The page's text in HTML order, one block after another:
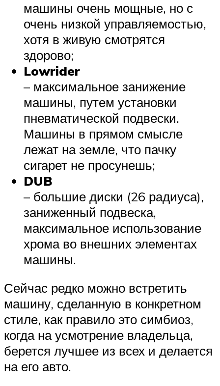
машины очень мощные, но с
очень низкой управляемостью,
хотя в живую смотрятся
здорово;
Lowrider
– максимальное занижение
машины, путем установки
пневматической подвески.
Машины в прямом смысле
лежат на земле, что пачку
сигарет не просунешь;
DUB
– большие диски (26 радиуса),
заниженный подвеска,
максимальное использование
хрома во внешних элементах
машины.
Сейчас редко можно встретить
машину, сделанную в конкретном
стиле, как правило это симбиоз,
когда на усмотрение владельца,
берется лучшее из всех и делается
на его авто.